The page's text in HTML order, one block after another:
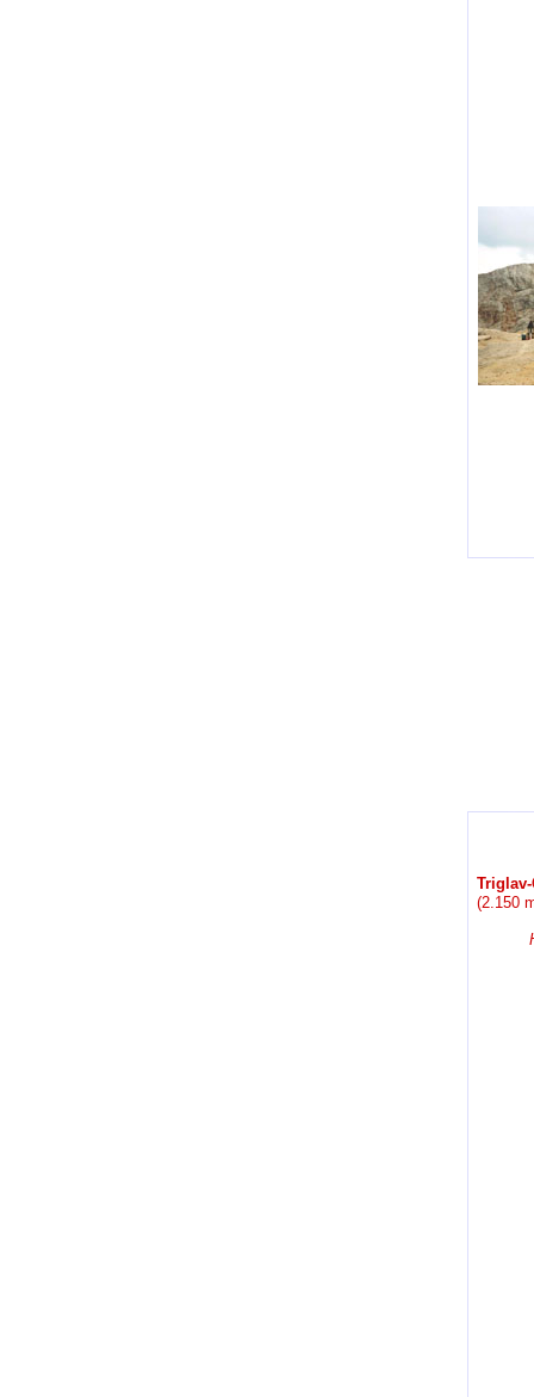
Triglav-
(2.150